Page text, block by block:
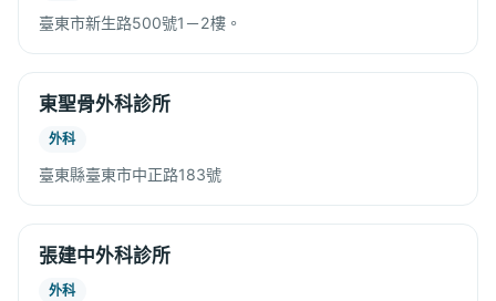
臺東市新生路500號1－2樓。
東聖骨外科診所
外科
臺東縣臺東市中正路183號
張建中外科診所
外科